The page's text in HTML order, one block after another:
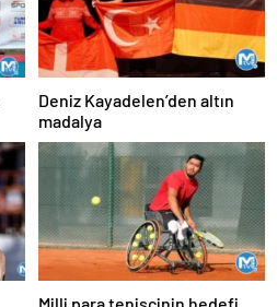
Deniz Kayadelen’den altın
madalya